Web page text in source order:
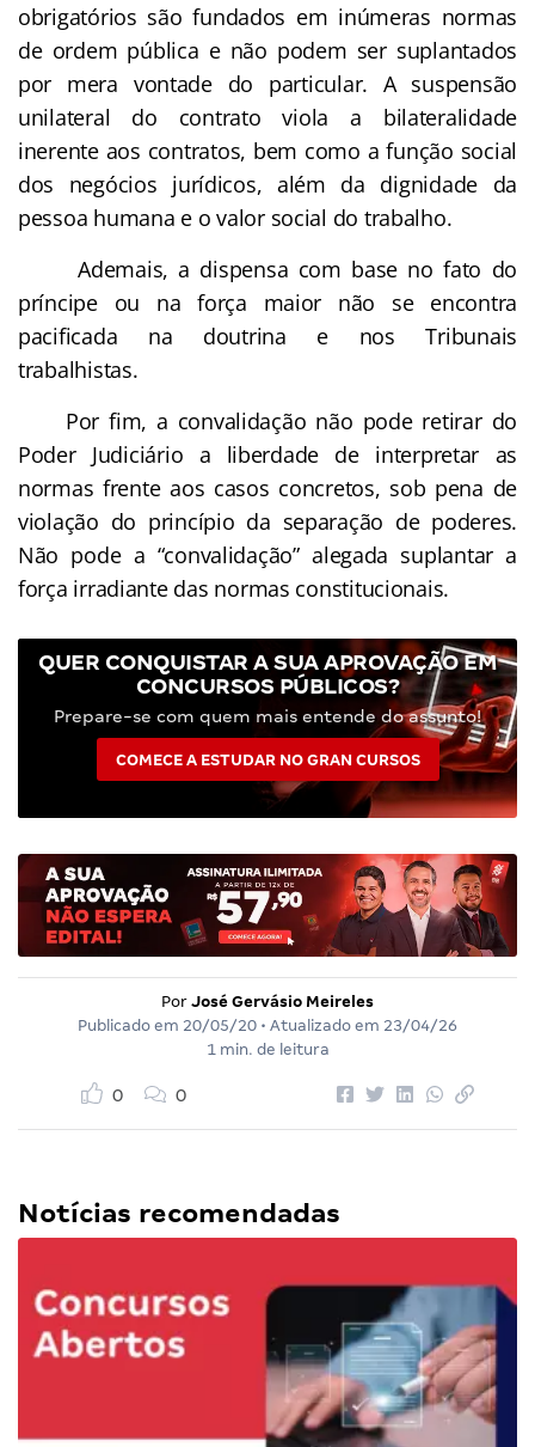
obrigatórios são fundados em inúmeras normas
de ordem pública e não podem ser suplantados
por mera vontade do particular. A suspensão
unilateral do contrato viola a bilateralidade
inerente aos contratos, bem como a função social
dos negócios jurídicos, além da dignidade da
pessoa humana e o valor social do trabalho.
Ademais, a dispensa com base no fato do
príncipe ou na força maior não se encontra
pacificada na doutrina e nos Tribunais
trabalhistas.
Por fim, a convalidação não pode retirar do
Poder Judiciário a liberdade de interpretar as
normas frente aos casos concretos, sob pena de
violação do princípio da separação de poderes.
Não pode a “convalidação” alegada suplantar a
força irradiante das normas constitucionais.
QUER CONQUISTAR A SUA APROVAÇÃO EM
CONCURSOS PÚBLICOS?
Prepare-se com quem mais entende do assunto!
COMECE A ESTUDAR NO GRAN CURSOS
Por José Gervásio Meireles
Publicado em 20/05/20 • Atualizado em 23/04/26
1 min. de leitura
0 0
Notícias recomendadas